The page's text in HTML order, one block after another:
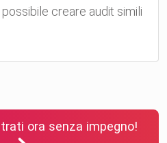
creare audit simili
ora senza impegno!